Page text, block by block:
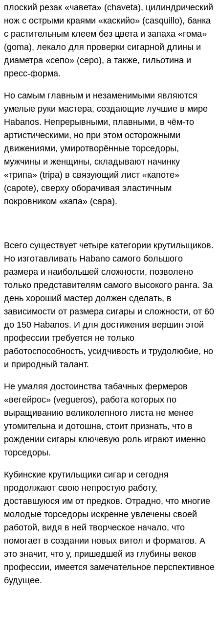
плоский резак «чавета» (chaveta), цилиндрический
нож с острыми краями «каскийо» (casquillo), банка
с растительным клеем без цвета и запаха «гома»
(goma), лекало для проверки сигарной длины и
диаметра «сепо» (cepo), а также, гильотина и
пресс-форма.
Но самым главным и незаменимыми являются
умелые руки мастера, создающие лучшие в мире
Habanos. Непрерывными, плавными, в чём-то
артистическими, но при этом осторожными
движениями, умиротворённые торседоры,
мужчины и женщины, складывают начинку
«трипа» (tripa) в связующий лист «капоте»
(capote), сверху оборачивая эластичным
покровником «капа» (capa).
Всего существует четыре категории крутильщиков.
Но изготавливать Habano самого большого
размера и наибольшей сложности, позволено
только представителям самого высокого ранга. За
день хороший мастер должен сделать, в
зависимости от размера сигары и сложности, от 60
до 150 Habanos. И для достижения вершин этой
профессии требуется не только
работоспособность, усидчивость и трудолюбие, но
и природный талант.
Не умаляя достоинства табачных фермеров
«вегейрос» (vegueros), работа которых по
выращиванию великолепного листа не менее
утомительна и дотошна, стоит признать, что в
рождении сигары ключевую роль играют именно
торседоры.
Кубинские крутильщики сигар и сегодня
продолжают свою непростую работу,
доставшуюся им от предков. Отрадно, что многие
молодые торседоры искренне увлечены своей
работой, видя в ней творческое начало, что
помогает в создании новых витол и форматов. А
это значит, что у, пришедшей из глубины веков
профессии, имеется замечательное перспективное
будущее.